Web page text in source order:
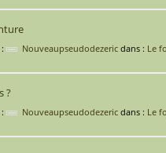
Nouveaupseudodezeric dans : Le
?
Nouveaupseudodezeric dans : Le